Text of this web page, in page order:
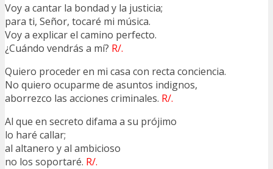
Voy a cantar la bondad y la justicia;
para ti, Señor, tocaré mi música.
Voy a explicar el camino perfecto.
¿Cuándo vendrás a mí? R/.
Quiero proceder en mi casa con recta conciencia.
No quiero ocuparme de asuntos indignos,
aborrezco las acciones criminales. R/.
Al que en secreto difama a su prójimo
lo haré callar;
al altanero y al ambicioso
no los soportaré. R/.